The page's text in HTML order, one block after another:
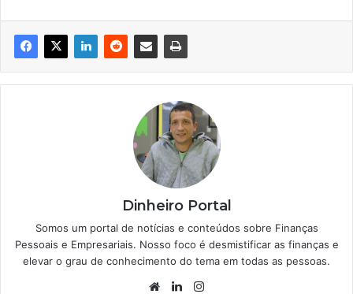
Dinheiro Portal
Somos um portal de notícias e conteúdos sobre Finanças
Pessoais e Empresariais. Nosso foco é desmistificar as finanças e
elevar o grau de conhecimento do tema em todas as pessoas.
WebsiteLinkedin